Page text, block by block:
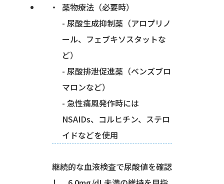
薬物療法（必要時）
- 尿酸生成抑制薬（アロプリノ
ール、フェブキソスタットな
ど）
- 尿酸排泄促進薬（ベンズブロ
マロンなど）
- 急性痛風発作時には
NSAIDs、コルヒチン、ステロ
イドなどを使用
継続的な血液検査で尿酸値を確認